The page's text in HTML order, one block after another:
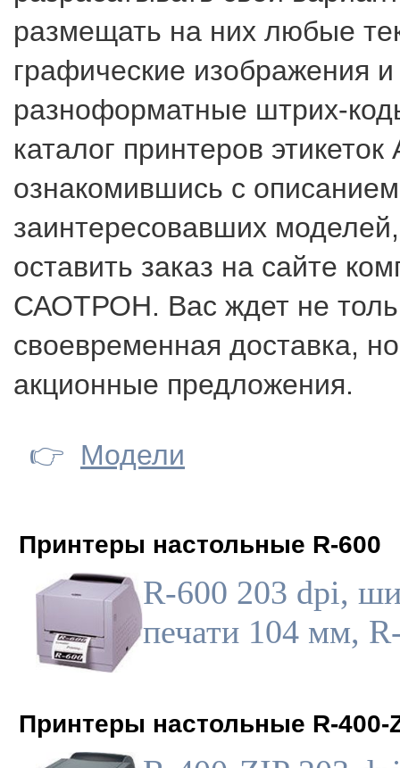
размещать на них любые
графические изображения и
разноформатные штрих-
каталог принтеров этикеток
ознакомившись с описанием
заинтересовавших
оставить заказ на сайте
САОТРОН. Вас ждет не
своевременная доставка,
акционные предложения.
👉 Модели
Принтеры настольные R-600
R-600 203 dpi,
печати 104 мм,
Принтеры настольные R-400-